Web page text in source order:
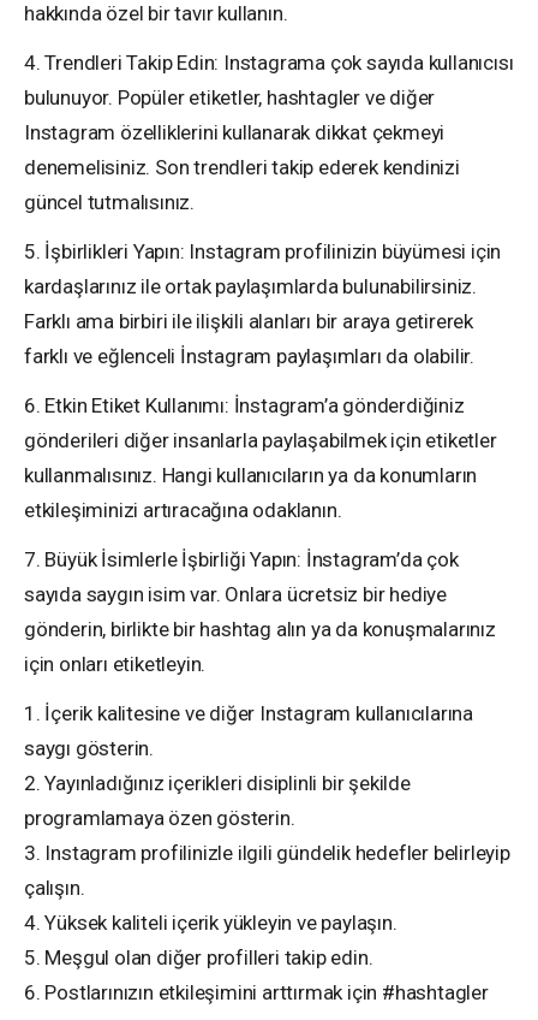
hakkında özel bir tavır kullanın.
4. Trendleri Takip Edin: Instagrama çok sayıda kullanıcısı
bulunuyor. Popüler etiketler, hashtagler ve diğer
Instagram özelliklerini kullanarak dikkat çekmeyi
denemelisiniz. Son trendleri takip ederek kendinizi
güncel tutmalısınız.
5. İşbirlikleri Yapın: Instagram profilinizin büyümesi için
kardaşlarınız ile ortak paylaşımlarda bulunabilirsiniz.
Farklı ama birbiri ile ilişkili alanları bir araya getirerek
farklı ve eğlenceli İnstagram paylaşımları da olabilir.
6. Etkin Etiket Kullanımı: İnstagram’a gönderdiğiniz
gönderileri diğer insanlarla paylaşabilmek için etiketler
kullanmalısınız. Hangi kullanıcıların ya da konumların
etkileşiminizi artıracağına odaklanın.
7. Büyük İsimlerle İşbirliği Yapın: İnstagram’da çok
sayıda saygın isim var. Onlara ücretsiz bir hediye
gönderin, birlikte bir hashtag alın ya da konuşmalarınız
için onları etiketleyin.
1. İçerik kalitesine ve diğer Instagram kullanıcılarına
saygı gösterin.
2. Yayınladığınız içerikleri disiplinli bir şekilde
programlamaya özen gösterin.
3. Instagram profilinizle ilgili gündelik hedefler belirleyip
çalışın.
4. Yüksek kaliteli içerik yükleyin ve paylaşın.
5. Meşgul olan diğer profilleri takip edin.
6. Postlarınızın etkileşimini arttırmak için #hashtagler